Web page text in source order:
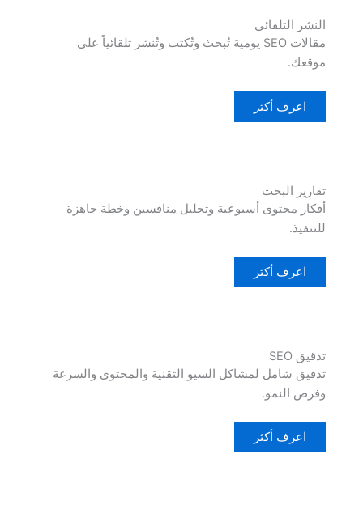
النشر التلقائي
مقالات SEO يومية تُبحث وتُكتب وتُنشر تلقائياً على
موقعك.
اعرف أكثر
تقارير البحث
أفكار محتوى أسبوعية وتحليل منافسين وخطة جاهزة
للتنفيذ.
اعرف أكثر
تدقيق SEO
تدقيق شامل لمشاكل السيو التقنية والمحتوى والسرعة
وفرص النمو.
اعرف أكثر